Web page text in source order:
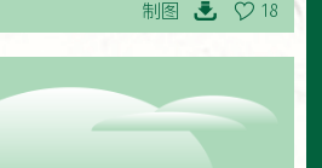
制图 18